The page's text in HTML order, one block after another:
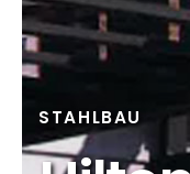
STAHLBAU